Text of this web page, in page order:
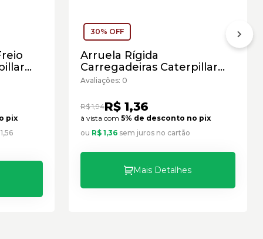
pix
30% OFF
Arruela Rígida
Carregadeiras Caterpillar
Cód:9X8256 - Seminovo
Avaliações: 0
R$ 1,94R$ 1,36
à vista com 5% de desconto no pix
ou R$ 1,36sem juros no cartão
Mais Detalhes